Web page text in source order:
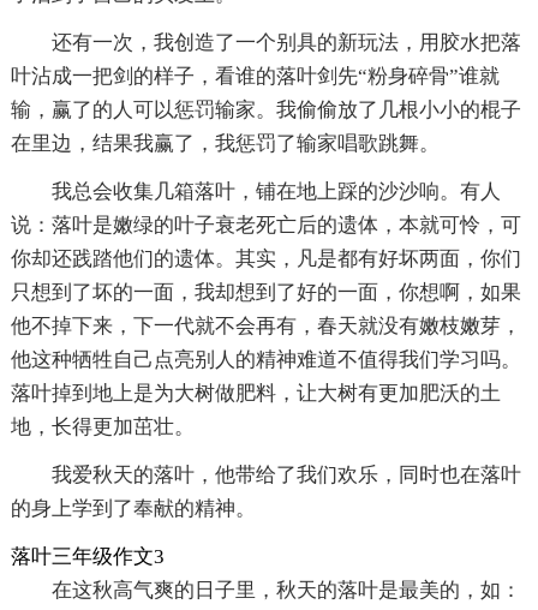
还有一次，我创造了一个别具的新玩法，用胶水把落
叶沾成一把剑的样子，看谁的落叶剑先“粉身碎骨”谁就
输，赢了的人可以惩罚输家。我偷偷放了几根小小的棍子
在里边，结果我赢了，我惩罚了输家唱歌跳舞。
我总会收集几箱落叶，铺在地上踩的沙沙响。有人
说：落叶是嫩绿的叶子衰老死亡后的遗体，本就可怜，可
你却还践踏他们的遗体。其实，凡是都有好坏两面，你们
只想到了坏的一面，我却想到了好的一面，你想啊，如果
他不掉下来，下一代就不会再有，春天就没有嫩枝嫩芽，
他这种牺牲自己点亮别人的精神难道不值得我们学习吗。
落叶掉到地上是为大树做肥料，让大树有更加肥沃的土
地，长得更加茁壮。
我爱秋天的落叶，他带给了我们欢乐，同时也在落叶
的身上学到了奉献的精神。
落叶三年级作文3
在这秋高气爽的日子里，秋天的落叶是最美的，如：